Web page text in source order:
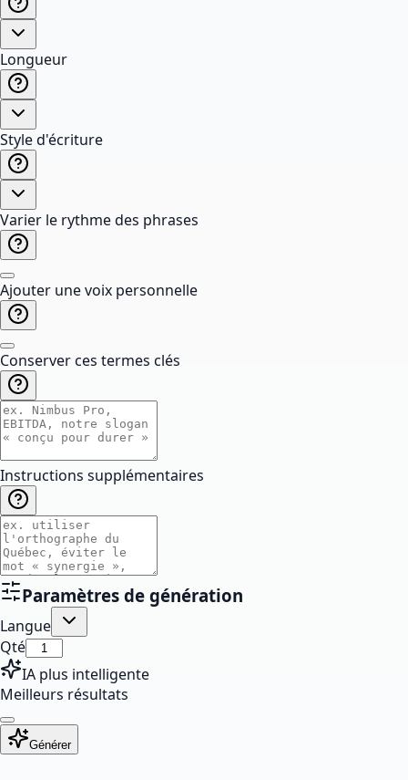
Longueur
Style d'écriture
Varier le rythme des phrases
Ajouter une voix personnelle
Conserver ces termes clés
Instructions supplémentaires
Paramètres de génération
Langue
Qté
IA plus intelligente
Meilleurs résultats
Générer